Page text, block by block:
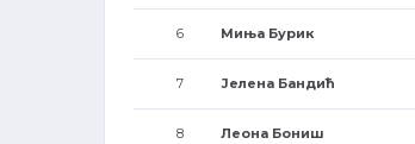
6 Миња Бурик
7 Јелена Бандић
8 Леона Бониш